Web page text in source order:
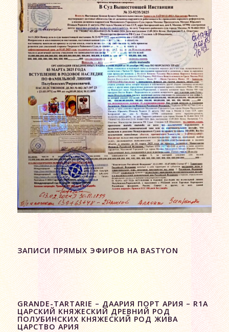
ЗАПИСИ ПРЯМЫХ ЭФИРОВ НА BASTYON
GRANDE-TARTARIE – ДААРИЯ ПОРТ АРИЯ – R1A
ЦАРСКИЙ КНЯЖЕСКИЙ ДРЕВНИЙ РОД
ПОЛУБИНСКИХ КНЯЖЕСКИЙ РОД ЖИВА
ЦАРСТВО АРИЯ